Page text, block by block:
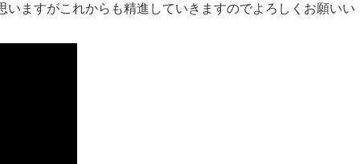
ますがこれからも精進していきますのでよろしくお願いい